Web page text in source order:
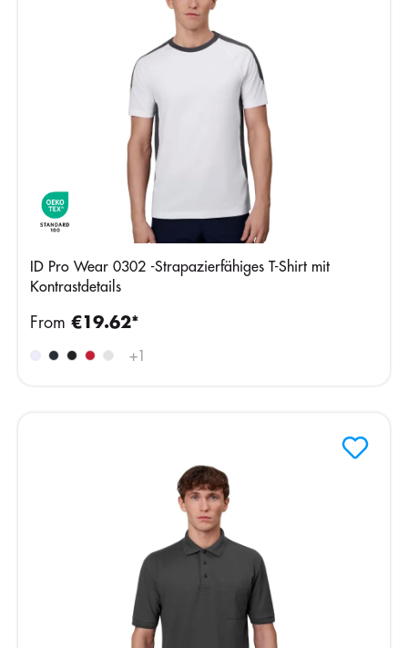
ID Pro Wear 0302 -Strapazierfähiges T-Shirt mit
Kontrastdetails
+1
From €19.62*